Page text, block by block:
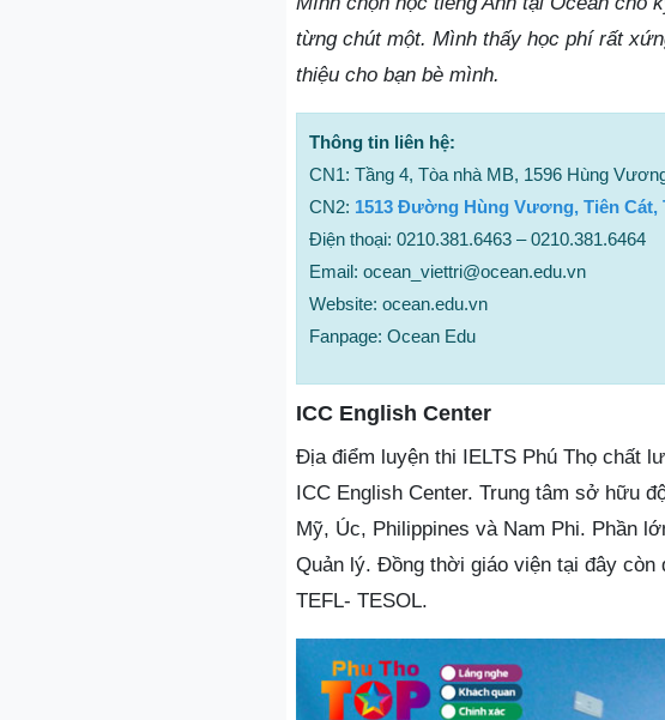
từng chút một. Mình thấy học phí rất
thiệu cho bạn bè mình.
Thông tin liên hệ:
CN1: Tầng 4, Tòa nhà MB, 1596 Hùng
CN2: 1513 Đường Hùng Vương, Tiên Cát,
Điện thoại: 0210.381.6463 – 0210.381.6464
Email: ocean_viettri@ocean.edu.vn
Website: ocean.edu.vn
Fanpage: Ocean Edu
ICC English Center
Địa điểm luyện thi IELTS Phú Thọ chất
ICC English Center. Trung tâm sở hữu
Mỹ, Úc, Philippines và Nam Phi. Phần
Quản lý. Đồng thời giáo viện tại đây
TEFL- TESOL.